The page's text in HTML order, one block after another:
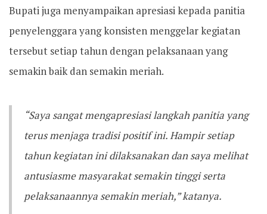
Bupati juga menyampaikan apresiasi kepada panitia
penyelenggara yang konsisten menggelar kegiatan
tersebut setiap tahun dengan pelaksanaan yang
semakin baik dan semakin meriah.
“Saya sangat mengapresiasi langkah panitia yang
terus menjaga tradisi positif ini. Hampir setiap
tahun kegiatan ini dilaksanakan dan saya melihat
antusiasme masyarakat semakin tinggi serta
pelaksanaannya semakin meriah,” katanya.